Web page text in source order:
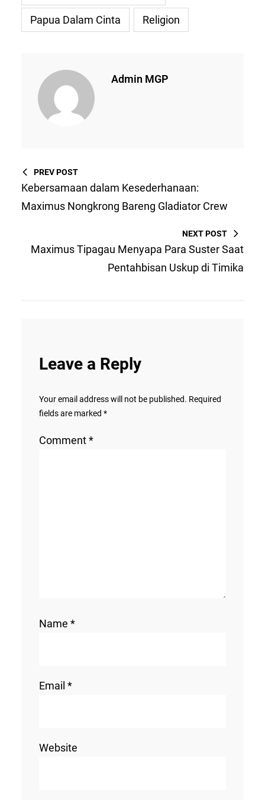
Papua Dalam Cinta Religion
Admin MGP
PREV POST
Kebersamaan dalam Kesederhanaan:
Maximus Nongkrong Bareng Gladiator Crew
NEXT POST
Maximus Tipagau Menyapa Para Suster Saat
Pentahbisan Uskup di Timika
Leave a Reply
Your email address will not be published. Required
fields are marked *
Comment*
Name *
Email *
Website